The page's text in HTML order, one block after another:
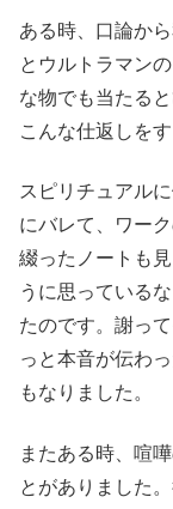
ある時、口論か
とウルトラマン
な物でも当たる
こんな仕返しを
スピリチュアル
にバレて、ワー
綴ったノートも
うに思っている
たのです。謝っ
っと本音が伝わ
もなりました。
またある時、喧
とがありました